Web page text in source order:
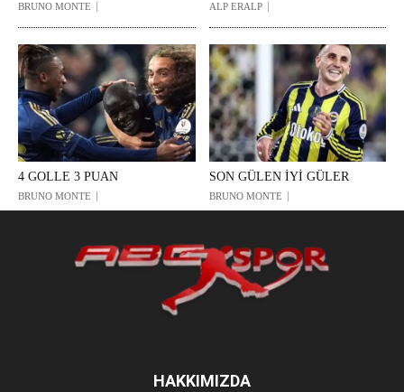
BRUNO MONTE ALP ERALP
4 GOLLE 3 PUAN
BRUNO MONTE
SON GÜLEN İYİ GÜLER
BRUNO MONTE
HAKKIMIZDA